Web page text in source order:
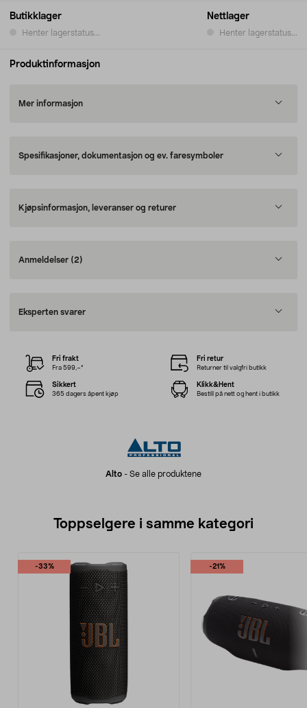
Butikklager
Henter lagerstatus...
Nettlager
Henter lagerstatus...
Produktinformasjon
Mer informasjon
Spesifikasjoner, dokumentasjon og ev. faresymboler
Kjøpsinformasjon, leveranser og returer
Anmeldelser (2)
Eksperten svarer
Alto - Se alle produktene
Fri frakt
Fra 599,–*
Fri retur
Returner til valgfri butikk
Sikkert
365 dagers åpent kjøp
Klikk&Hent
Bestill på nett og hent i butikk
Toppselgere i samme kategori
-33% -21%